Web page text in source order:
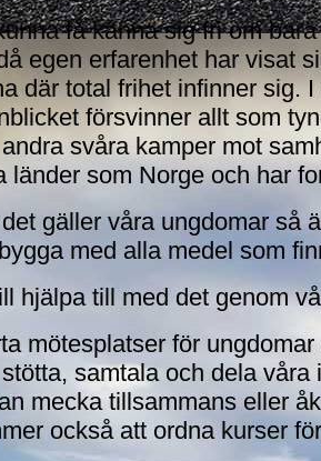
få känna sig fri om
egen erfarenhet har visat
där total frihet infinner sig.
försvinner allt som
svåra kamper mot
länder som Norge och har
gäller våra ungdomar så
med alla medel som
hjälpa till med det genom
mötesplatser för
samtala och dela
mecka tillsammans eller
också att ordna kurser